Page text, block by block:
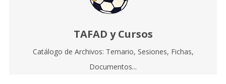
TAFAD y Cursos
Catálogo de Archivos: Temario, Sesiones, Fichas,
Documentos...